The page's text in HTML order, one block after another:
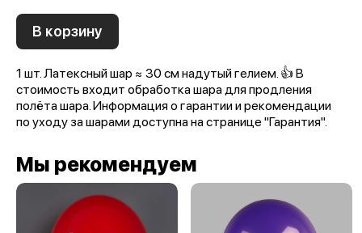
В корзину
1 шт. Латексный шар ≈ 30 см надутый гелием. 👍 В
стоимость входит обработка шара для продления
полёта шара. Информация о гарантии и рекомендации
по уходу за шарами доступна на странице "Гарантия".
Мы рекомендуем